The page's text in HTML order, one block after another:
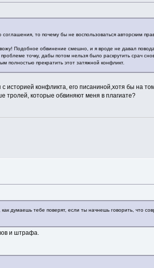
то почему бы не воспользоваться авторским
Подобное обвинение смешно, и я вроде не давал
точку, дабы потом нельзя было раскрутить срач
полностью прекратить этот затяжной конфликт.
конфликта, его писаниной,хотя бы на
тролей, которые обвиняют меня в плагиате?
думаешь тебе поверят, если ты начнешь говорить, что
и штрафа.